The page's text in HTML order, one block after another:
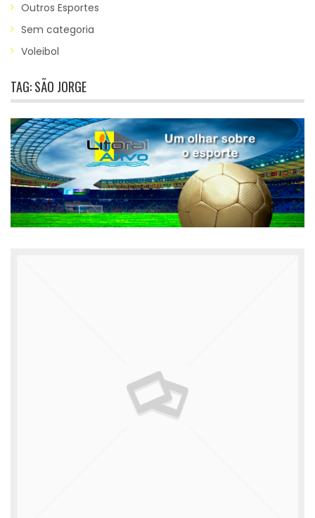
Outros Esportes
Sem categoria
Voleibol
TAG:SÃO JORGE